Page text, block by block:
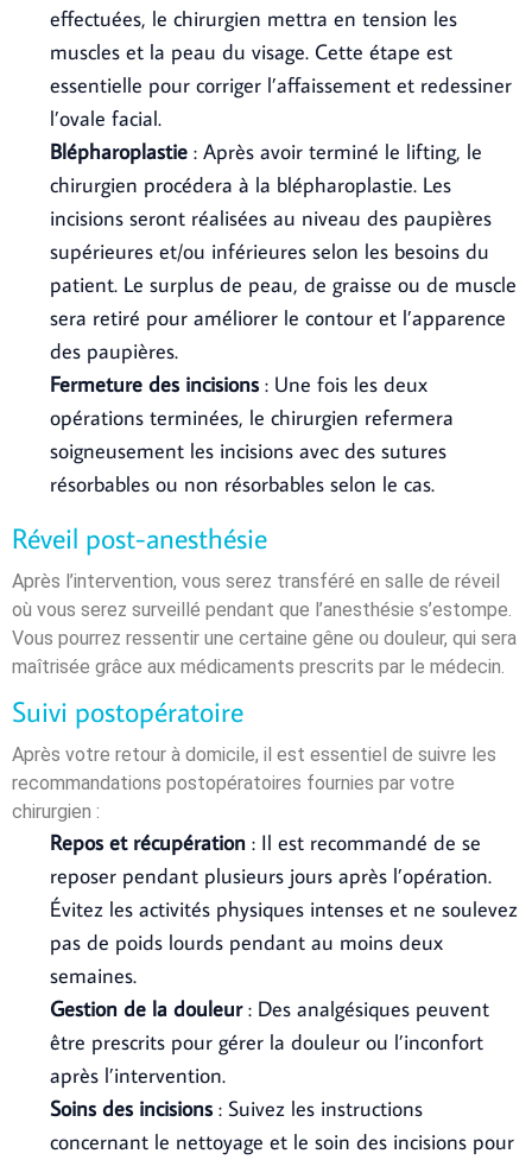
effectuées, le chirurgien mettra en tension les
muscles et la peau du visage. Cette étape est
essentielle pour corriger l’affaissement et redessiner
l’ovale facial.
Blépharoplastie : Après avoir terminé le lifting, le
chirurgien procédera à la blépharoplastie. Les
incisions seront réalisées au niveau des paupières
supérieures et/ou inférieures selon les besoins du
patient. Le surplus de peau, de graisse ou de muscle
sera retiré pour améliorer le contour et l’apparence
des paupières.
Fermeture des incisions : Une fois les deux
opérations terminées, le chirurgien refermera
soigneusement les incisions avec des sutures
résorbables ou non résorbables selon le cas.
Réveil post-anesthésie
Après l’intervention, vous serez transféré en salle de réveil
où vous serez surveillé pendant que l’anesthésie s’estompe.
Vous pourrez ressentir une certaine gêne ou douleur, qui sera
maîtrisée grâce aux médicaments prescrits par le médecin.
Suivi postopératoire
Après votre retour à domicile, il est essentiel de suivre les
recommandations postopératoires fournies par votre
chirurgien :
Repos et récupération : Il est recommandé de se
reposer pendant plusieurs jours après l’opération.
Évitez les activités physiques intenses et ne soulevez
pas de poids lourds pendant au moins deux
semaines.
Gestion de la douleur: Des analgésiques peuvent
être prescrits pour gérer la douleur ou l’inconfort
après l’intervention.
Soins des incisions : Suivez les instructions
concernant le nettoyage et le soin des incisions pour